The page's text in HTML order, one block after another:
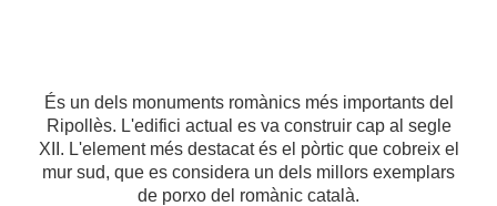
És un dels monuments romànics més importants del
Ripollès. L'edifici actual es va construir cap al segle
XII. L'element més destacat és el pòrtic que cobreix el
mur sud, que es considera un dels millors exemplars
de porxo del romànic català.